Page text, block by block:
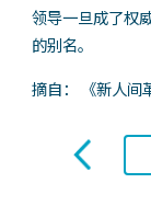
领导一旦成了权
的别名。
摘自： 《新人间